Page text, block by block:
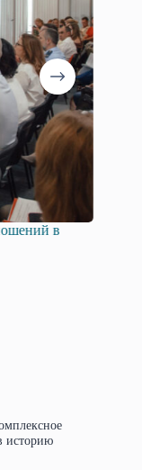
в
историю